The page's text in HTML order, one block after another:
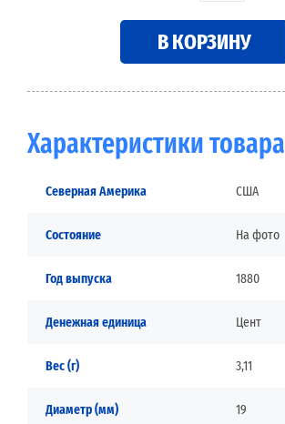
В КОРЗИНУ
Характеристики товара
Северная Америка США
Состояние На фото
Год выпуска 1880
Денежная единица Цент
Вес (г) 3,11
Диаметр (мм) 19